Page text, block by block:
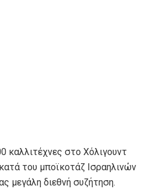
καλλιτέχνες στο Χόλιγουντ
του μποϊκοτάζ Ισραηλινών
μεγάλη διεθνή συζήτηση.